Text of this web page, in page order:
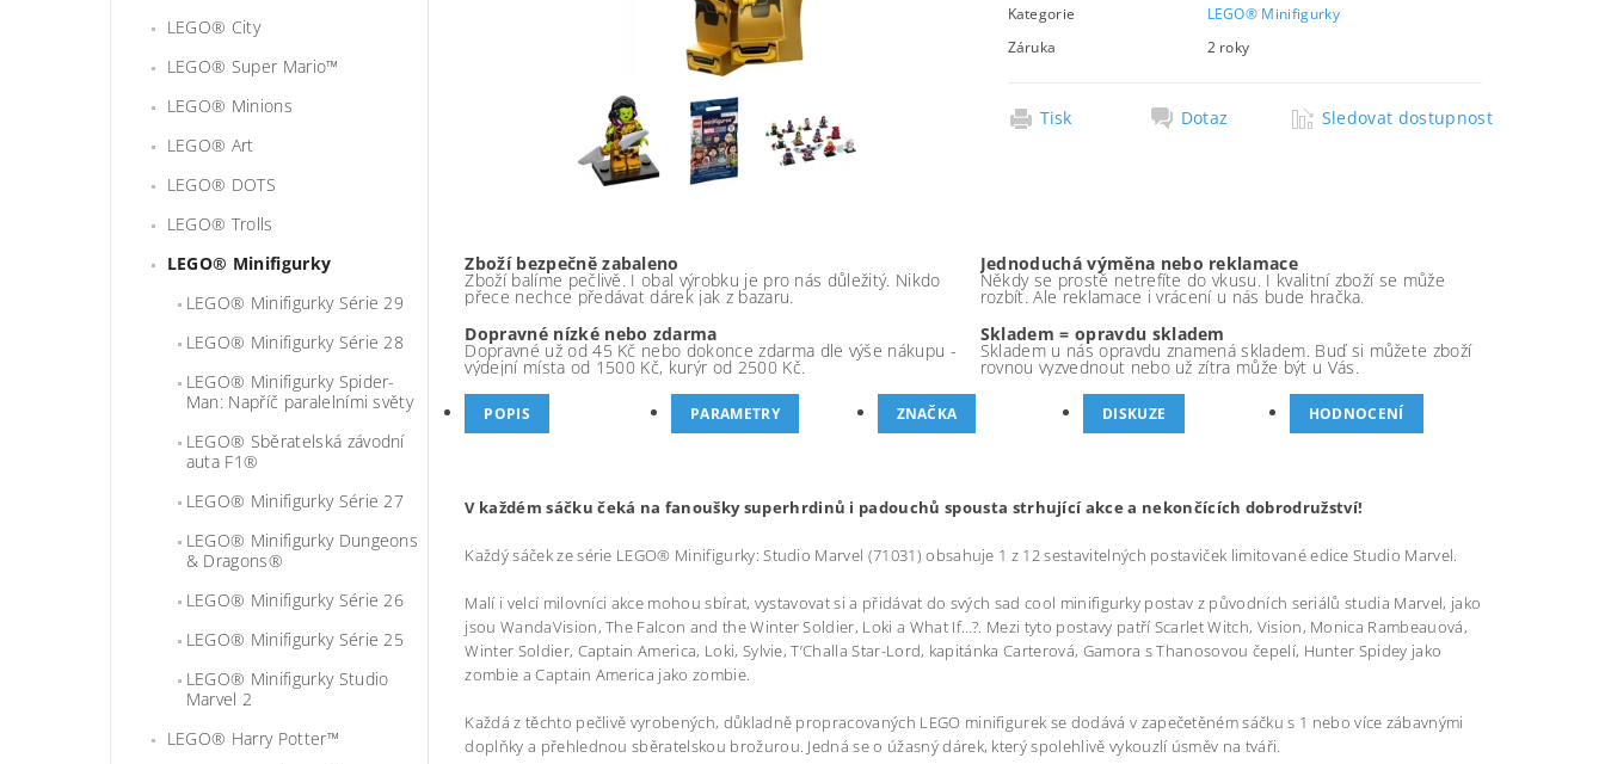
LEGO® City
LEGO® Super Mario™
LEGO® Minions
LEGO® Art
LEGO® DOTS
LEGO® Trolls
LEGO® Minifigurky
LEGO® Minifigurky Série 29
LEGO® Minifigurky Série 28
LEGO® Minifigurky Spider-
Man: Napříč paralelními světy
LEGO® Sběratelská závodní
auta F1®
LEGO® Minifigurky Série 27
LEGO® Minifigurky Dungeons
& Dragons®
LEGO® Minifigurky Série 26
LEGO® Minifigurky Série 25
LEGO® Minifigurky Studio
Marvel 2
LEGO® Harry Potter™
Kategorie
LEGO® Minifigurky
Záruka
2 roky
Tisk Dotaz Sledovat dostupnost
Zboží bezpečně zabaleno
Zboží balíme pečlivě. I obal výrobku je pro nás důležitý. Nikdo
přece nechce předávat dárek jak z bazaru.
Jednoduchá výměna nebo reklamace
Někdy se prostě netrefíte do vkusu. I kvalitní zboží se může
rozbít. Ale reklamace i vrácení u nás bude hračka.
Dopravné nízké nebo zdarma
Dopravné už od 45 Kč nebo dokonce zdarma dle výše nákupu -
výdejní místa od 1500 Kč, kurýr od 2500 Kč.
Skladem = opravdu skladem
Skladem u nás opravdu znamená skladem. Buď si můžete zboží
rovnou vyzvednout nebo už zítra může být u Vás.
POPIS PARAMETRY ZNAČKA DISKUZE HODNOCENÍ
V každém sáčku čeká na fanoušky superhrdinů i padouchů spousta strhující akce a nekončících dobrodružství!
Každý sáček ze série LEGO® Minifigurky: Studio Marvel (71031) obsahuje 1 z 12 sestavitelných postaviček limitované edice Studio Marvel.
Malí i velcí milovníci akce mohou sbírat, vystavovat si a přidávat do svých sad cool minifigurky postav z původních seriálů studia Marvel, jako
jsou WandaVision, The Falcon and the Winter Soldier, Loki a What If…?. Mezi tyto postavy patří Scarlet Witch, Vision, Monica Rambeauová,
Winter Soldier, Captain America, Loki, Sylvie, T’Challa Star-Lord, kapitánka Carterová, Gamora s Thanosovou čepelí, Hunter Spidey jako
zombie a Captain America jako zombie.
Každá z těchto pečlivě vyrobených, důkladně propracovaných LEGO minifigurek se dodává v zapečetěném sáčku s 1 nebo více zábavnými
doplňky a přehlednou sběratelskou brožurou. Jedná se o úžasný dárek, který spolehlivě vykouzlí úsměv na tváři.